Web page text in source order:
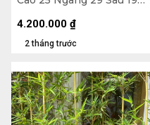
2 tháng trước
4.200.000 ₫